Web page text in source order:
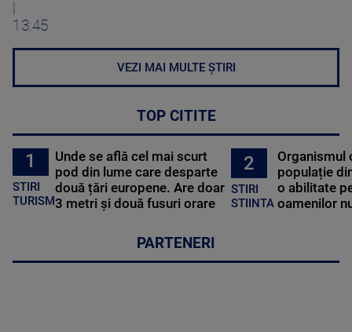
13:45
VEZI MAI MULTE ȘTIRI
TOP CITITE
1
STIRI
TURISM
Unde se află cel mai scurt
pod din lume care desparte
două țări europene. Are doar
3 metri și două fusuri orare
2
STIRI
STIINTA
Organismul
populație
o abilitate
oamenilor
PARTENERI